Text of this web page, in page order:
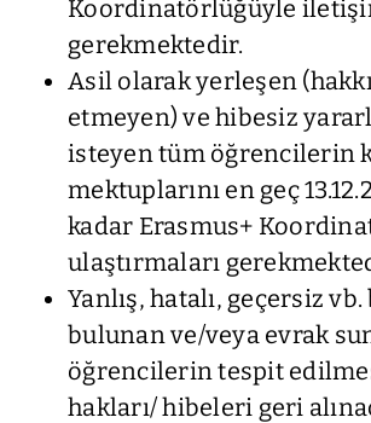
Koordinatörlüğüyle
gerekmektedir.
Asil olarak yerleşen
etmeyen) ve hibesiz
isteyen tüm öğrencilerin
mektuplarını en geç
kadar Erasmus+
ulaştırmaları
Yanlış, hatalı, geçersiz
bulunan ve/veya evrak
öğrencilerin tespit
hakları/ hibeleri geri